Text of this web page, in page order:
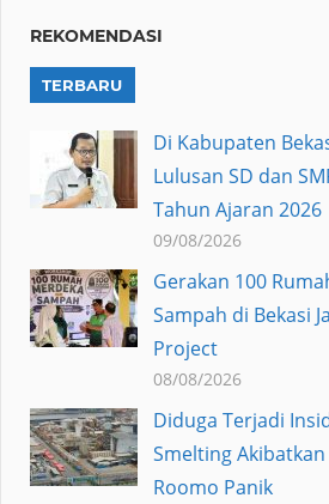
REKOMENDASI
TERBARU
Di Kabupaten
Lulusan SD dan
Tahun Ajaran 2026
09/08/2026
Gerakan 100
Sampah di Bekasi
Project
08/08/2026
Diduga Terjadi
Smelting
Roomo Panik